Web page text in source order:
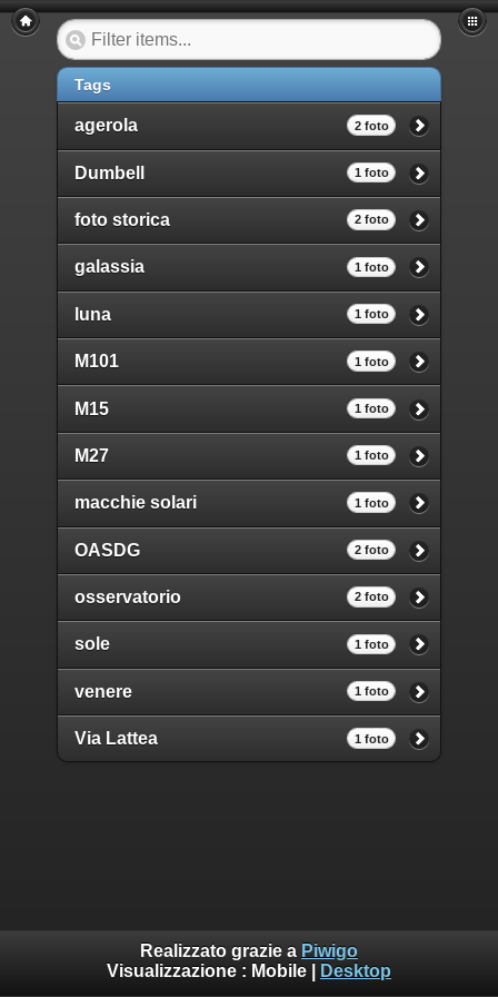
Tags
agerola 2 foto
Dumbell 1 foto
foto storica 2 foto
galassia 1 foto
luna 1 foto
M101 1 foto
M15 1 foto
M27 1 foto
macchie solari 1 foto
OASDG 2 foto
osservatorio 2 foto
sole 1 foto
venere 1 foto
Via Lattea 1 foto
Realizzato grazie a Piwigo
Visualizzazione : Mobile Desktop